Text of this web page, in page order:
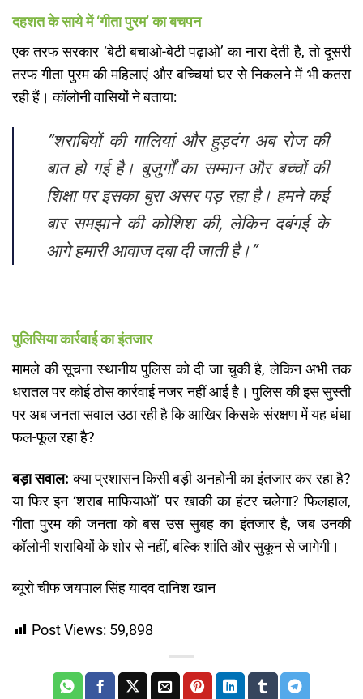
दहशत के साये में ‘गीता पुरम’ का बचपन
​एक तरफ सरकार ‘बेटी बचाओ-बेटी पढ़ाओ’ का नारा देती है, तो दूसरी
तरफ गीता पुरम की महिलाएं और बच्चियां घर से निकलने में भी कतरा
रही हैं। कॉलोनी वासियों ने बताया:
​”शराबियों की गालियां और हुड़दंग अब रोज की
बात हो गई है। बुजुर्गों का सम्मान और बच्चों की
शिक्षा पर इसका बुरा असर पड़ रहा है। हमने कई
बार समझाने की कोशिश की, लेकिन दबंगई के
आगे हमारी आवाज दबा दी जाती है।”
पुलिसिया कार्रवाई का इंतजार
​मामले की सूचना स्थानीय पुलिस को दी जा चुकी है, लेकिन अभी तक
धरातल पर कोई ठोस कार्रवाई नजर नहीं आई है। पुलिस की इस सुस्ती
पर अब जनता सवाल उठा रही है कि आखिर किसके संरक्षण में यह धंधा
फल-फूल रहा है?
बड़ा सवाल: क्या प्रशासन किसी बड़ी अनहोनी का इंतजार कर रहा है?
या फिर इन ‘शराब माफियाओं’ पर खाकी का हंटर चलेगा? फिलहाल,
गीता पुरम की जनता को बस उस सुबह का इंतजार है, जब उनकी
कॉलोनी शराबियों के शोर से नहीं, बल्कि शांति और सुकून से जागेगी।
ब्यूरो चीफ जयपाल सिंह यादव दानिश खान
Post Views: 59,898